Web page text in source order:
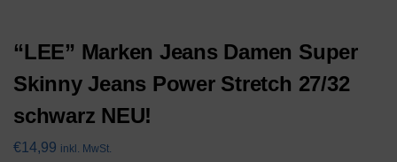
“LEE” Marken Jeans Damen Super
Skinny Jeans Power Stretch 27/32
schwarz NEU!
€14,99 inkl. MwSt.